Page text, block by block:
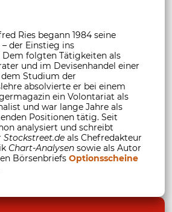
Ries begann 1984 seine
der Einstieg ins
Dem folgten Tätigkeiten als
und im Devisenhandel einer
Studium der
absolvierte er bei einem
ein Volontariat als
und war lange Jahre als
Positionen tätig. Seit
analysiert und schreibt
Stockstreet.de als Chefredakteur
Chart-Analysen sowie als Autor
Börsenbriefs Optionsscheine